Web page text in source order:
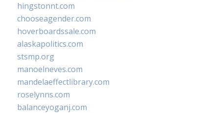
hingstonnt.com
chooseagender.com
hoverboardssale.com
alaskapolitics.com
stsmp.org
manoelneves.com
mandelaeffectlibrary.com
roselynns.com
balanceyoganj.com